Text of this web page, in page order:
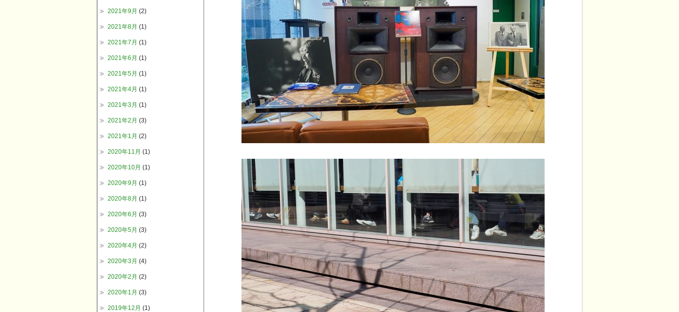
2021年9月 (2)
2021年8月 (1)
2021年7月 (1)
2021年6月 (1)
2021年5月 (1)
2021年4月 (1)
2021年3月 (1)
2021年2月 (3)
2021年1月 (2)
2020年11月 (1)
2020年10月 (1)
2020年9月 (1)
2020年8月 (1)
2020年6月 (3)
2020年5月 (3)
2020年4月 (2)
2020年3月 (4)
2020年2月 (2)
2020年1月 (3)
2019年12月 (1)